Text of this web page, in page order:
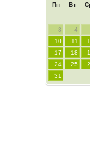
Пн Вт
3
4
10
11
17
18
24
25
31